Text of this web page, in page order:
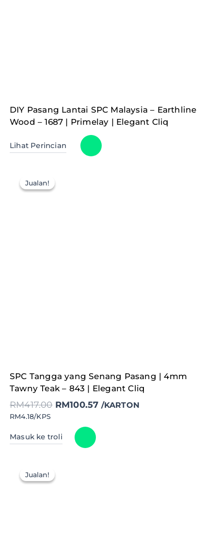
DIY Pasang Lantai SPC Malaysia – Earthline
Wood – 1687 | Primelay | Elegant Cliq
Lihat Perincian
Jualan!
Jualan!
SPC Tangga yang Senang Pasang | 4mm
Tawny Teak – 843 | Elegant Cliq
RM417.00
Original
price
was:
RM417.00.
RM100.57
Current
price
is:
RM100.57.
/KARTON
RM4.18/KPS
Masuk ke troli
Jualan!
Jualan!